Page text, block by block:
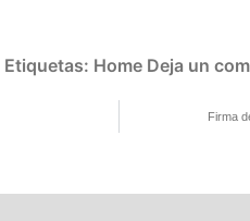
Etiquetas: Home Deja un
Firma